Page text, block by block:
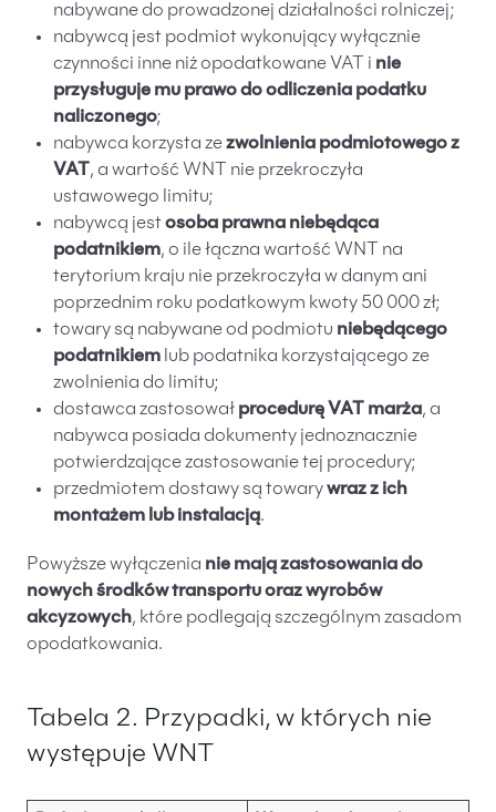
nabywane do prowadzonej działalności rolniczej;
nabywcą jest podmiot wykonujący wyłącznie
czynności inne niż opodatkowane VAT i nie
przysługuje mu prawo do odliczenia podatku
naliczonego;
nabywca korzysta zezwolnienia podmiotowego z
VAT , a wartość WNT nie przekroczyła
ustawowego limitu;
nabywcą jestosoba prawna niebędąca
podatnikiem, o ile łączna wartość WNT na
terytorium kraju nie przekroczyła w danym ani
poprzednim roku podatkowym kwoty 50 000 zł;
towary są nabywane od podmiotu niebędącego
podatnikiem lub podatnika korzystającego ze
zwolnienia do limitu;
dostawca zastosował procedurę VAT marża, a
nabywca posiada dokumenty jednoznacznie
potwierdzające zastosowanie tej procedury;
przedmiotem dostawy są towarywraz z ich
montażem lub instalacją.
Powyższe wyłączenia nie mają zastosowania do
nowych środków transportu oraz wyrobów
akcyzowych, które podlegają szczególnym zasadom
opodatkowania.
Tabela 2. Przypadki, w których nie
występuje WNT